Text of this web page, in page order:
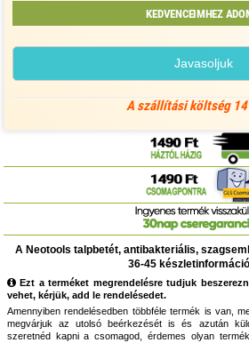
KEDVENCEIMHEZ
Javasoljuk
A szállítási költség
A Neotools talpbetét, antibakteriális,
36-45
Ezt a terméket megrendelésre tudjuk
vehet, kérjük, add le rendelésedet.
Amennyiben rendelésedben többféle termék is van,
megvárjuk az utolsó beérkezését is és azután
szeretnéd kapni a csomagod, érdemes olyan